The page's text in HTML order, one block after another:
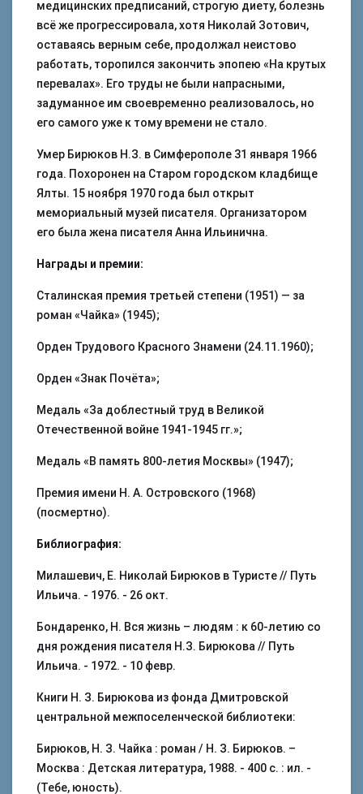
медицинских предписаний, строгую диету, болезнь
всё же прогрессировала, хотя Николай Зотович,
оставаясь верным себе, продолжал неистово
работать, торопился закончить эпопею «На крутых
перевалах». Его труды не были напрасными,
задуманное им своевременно реализовалось, но
его самого уже к тому времени не стало.
Умер Бирюков Н.З. в Симферополе 31 января 1966
года. Похоронен на Старом городском кладбище
Ялты. 15 ноября 1970 года был открыт
мемориальный музей писателя. Организатором
его была жена писателя Анна Ильинична.
Награды и премии:
Сталинская премия третьей степени (1951) — за
роман «Чайка» (1945);
Орден Трудового Красного Знамени (24.11.1960);
Орден «Знак Почёта»;
Медаль «За доблестный труд в Великой
Отечественной войне 1941-1945 гг.»;
Медаль «В память 800-летия Москвы» (1947);
Премия имени Н. А. Островского (1968)
(посмертно).
Библиография:
Милашевич, Е. Николай Бирюков в Туристе // Путь
Ильича. - 1976. - 26 окт.
Бондаренко, Н. Вся жизнь – людям : к 60-летию со
дня рождения писателя Н.З. Бирюкова // Путь
Ильича. - 1972. - 10 февр.
Книги Н. З. Бирюкова из фонда Дмитровской
центральной межпоселенческой библиотеки:
Бирюков, Н. З. Чайка : роман / Н. З. Бирюков. –
Москва : Детская литература, 1988. - 400 с. : ил. -
(Тебе, юность).